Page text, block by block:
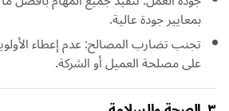
بمعايير جودة عالية.
تجنب تضارب المصالح: عدم إعطاء
على مصلحة العميل أو الشركة.